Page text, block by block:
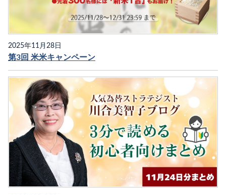
2025年11月28日
第3回 米米キャンペーン